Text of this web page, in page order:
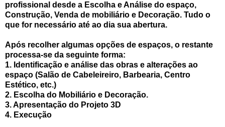
profissional desde a Escolha e Análise do espaço,
Construção, Venda de mobiliário e Decoração. Tudo o
que for necessário até ao dia sua abertura.
Após recolher algumas opções de espaços, o restante
processa-se da seguinte forma:
1. Identificação e análise das obras e alterações ao
espaço (Salão de Cabeleireiro, Barbearia, Centro
Estético, etc.)
2. Escolha do Mobiliário e Decoração.
3. Apresentação do Projeto 3D
4. Execução